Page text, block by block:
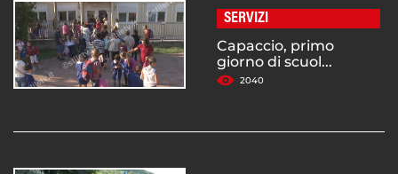
SERVIZI
Capaccio, primo
giorno di scuol...
2040